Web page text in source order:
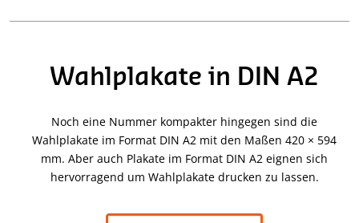
Wahlplakate in DIN A2
Noch eine Nummer kompakter hingegen sind die
Wahlplakate im Format DIN A2 mit den Maßen 420 × 594
mm. Aber auch Plakate im Format DIN A2 eignen sich
hervorragend um Wahlplakate drucken zu lassen.